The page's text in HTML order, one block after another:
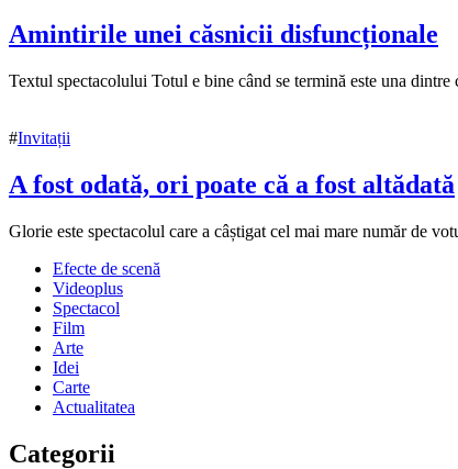
Amintirile unei căsnicii disfuncționale
15
Textul spectacolului Totul e bine când se termină este una
#Invitații
A fost odată, ori poate că a fost altădată
15
2020
15
noiembrie
2020
Glorie este spectacolul care a câștigat cel mai mare număr de
Efecte de scenă
Videoplus
Spectacol
Film
Arte
Idei
Carte
Actualitatea
Categorii